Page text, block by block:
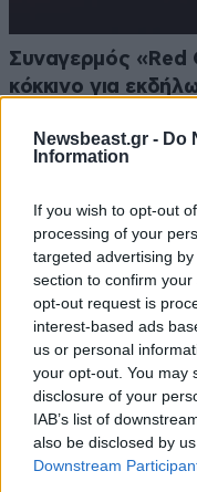
Newsbeast.gr - Do
Information
If you wish to opt-out
processing of your
targeted advertising
section to confirm
opt-out request is
interest-based ads
us or personal
your opt-out. You may
disclosure of your
IAB’s list of
also be disclosed by
Downstream
Συναγερμός «Red
κόκκινο για
Θερμοκρασίες-
Ακολουθήστε το
και μάθετε